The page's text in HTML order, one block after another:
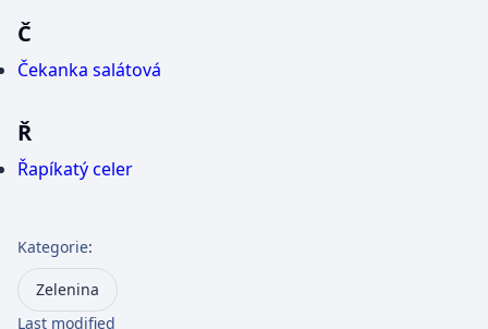
Č
Čekanka salátová
Ř
Řapíkatý celer
Kategorie:
Zelenina
Last modified